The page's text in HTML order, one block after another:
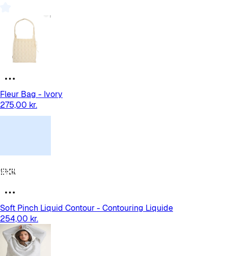
Fleur Bag - Ivory
275,00 kr.
Soft Pinch Liquid Contour - Contouring Liquide
254,00 kr.